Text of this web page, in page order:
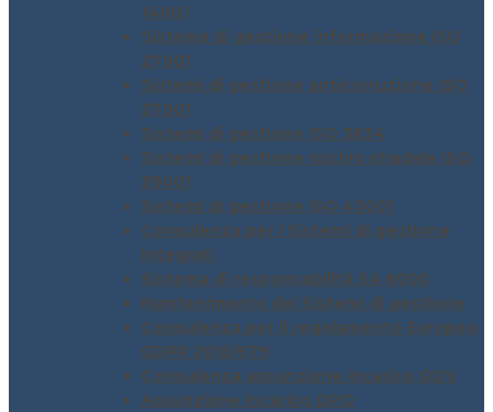
14001
Sistema di gestione informazione ISO
27001
Sistemi di gestione anticorruzione ISO
37001
Sistemi di gestione ISO 3834
Sistemi di gestione rischio stradale ISO
39001
Sistemi di gestione ISO 45001
Consulenza per i Sistemi di gestione
integrati
Sistema di responsabilità SA 8000
Mantenimento dei Sistemi di gestione
Consulenza per il regolamento Europeo
GDPR 2016/679
Consulenza assunzione incarico ODV
Assunzione incarico DPO